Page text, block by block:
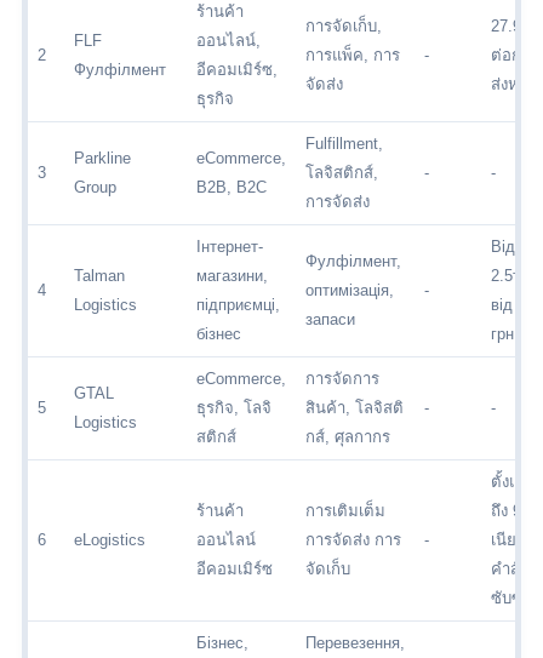
2
FLF
Фулфілмент
ร้านค้า
ออนไลน์,
อีคอมเมิร์ซ,
ธุรกิจ
การจัดเก็บ,
การแพ็ค, การ
จัดส่ง
-
27.99
ต่อการ
ส่งหนึ่ง
3
Parkline
Group
eCommerce,
B2B, B2C
Fulfillment,
โลจิสติกส์,
การจัดส่ง
- -
4
Talman
Logistics
Інтернет-
магазини,
підприємці,
бізнес
Фулфілмент,
оптимізація,
запаси
-
2.5т/
від 450
грн
5
GTAL
Logistics
eCommerce,
ธุรกิจ, โลจิ
สติกส์
การจัดการ
สินค้า, โลจิสติ
กส์, ศุลกากร
- -
6 eLogistics
ร้านค้า
ออนไลน์
อีคอมเมิร์ซ
การเติมเต็ม
การจัดส่ง การ
จัดเก็บ
-
ตั้งแต่
ถึง 90
เนียต่อ
คำสั่งซื้
ซับซ้อน
Бізнес,
Перевезення,